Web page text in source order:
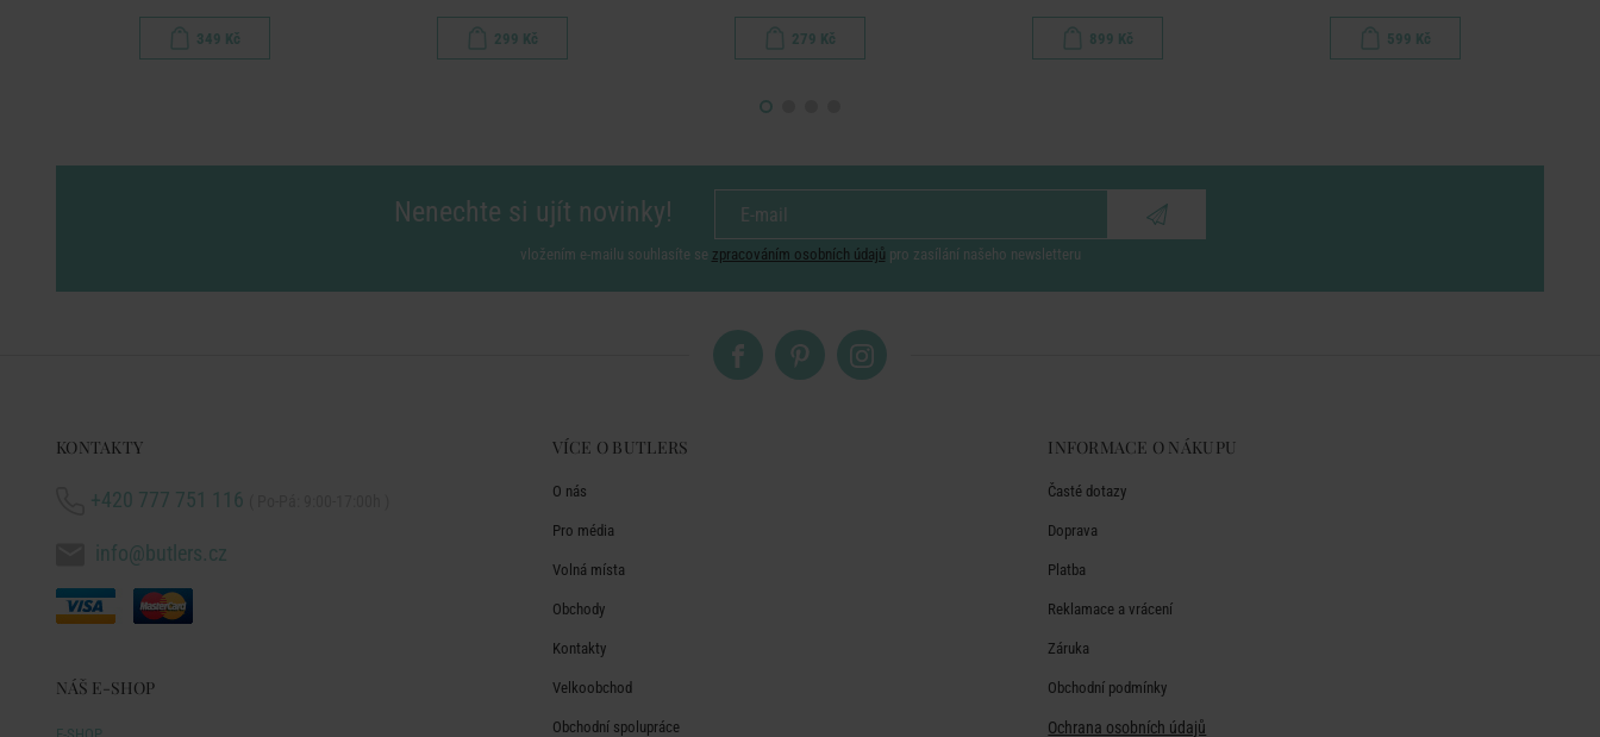
349 Kč 299 Kč 279 Kč 899 Kč 599 Kč
Nenechte si ujít novinky!
vložením e-mailu souhlasíte se zpracováním osobních údajů pro zasílání našeho newsletteru
KONTAKTY
+420 777 751 116
info@butlers.cz
NÁŠ E-SHOP
VÍCE O BUTLERS
O nás
Pro média
Volná místa
Obchody
Kontakty
Velkoobchod
Obchodní spolupráce
INFORMACE O NÁKUPU
Časté dotazy
Doprava
Platba
Reklamace a vrácení
Záruka
Obchodní podmínky
Ochrana osobních údajů